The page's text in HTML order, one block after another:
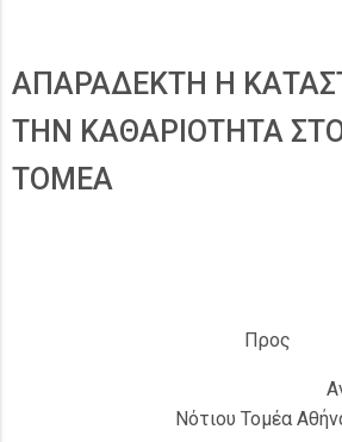
ΑΠΑΡΑΔΕΚΤΗ Η
ΤΗΝ ΚΑΘΑΡΙΟΤΗΤΑ
ΤΟΜΕΑ
Προς
Νότιου Τομέα